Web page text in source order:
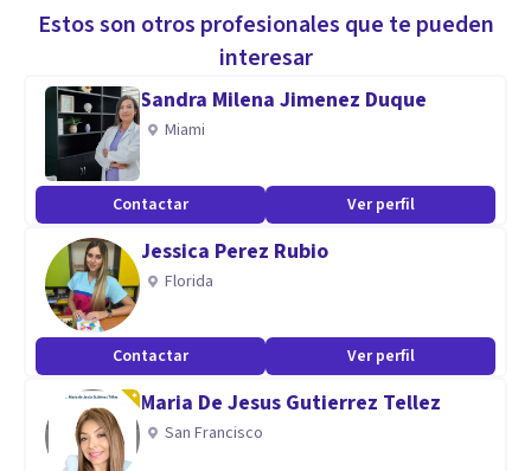
profundizado en el manejo del duelo, la teoría del apego,
EMDR.
Aptitudes
Mi enfoque terapéutico se engloba en la Terapia de
Aceptación y Compromiso y la Terapia EMDR, aunque mi
carácter ecléctico me ha llevado a integrar numerosas
herramientas y habilidades terapéuticas que me permiten
ayudar más eficazmente a las personas.
Estos son otros profesionales que te pueden
interesar
Sandra Milena Jimenez Duque
Miami
Contactar Ver perfil
Jessica Perez Rubio
Florida
Contactar Ver perfil
Maria De Jesus Gutierrez Tellez
San Francisco